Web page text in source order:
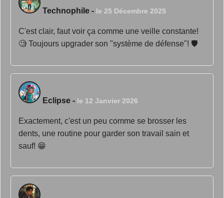
Technophile - le 25 Décembre 2025
C'est clair, faut voir ça comme une veille constante!
🧐 Toujours upgrader son "système de défense"! 🛡️
Eclipse - le 12 Janvier 2026
Exactement, c'est un peu comme se brosser les
dents, une routine pour garder son travail sain et
sauf! 😁